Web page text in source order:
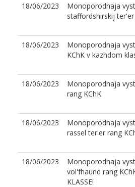
18/06/2023
Monoporodnaja
staffordshirskij ter'er
18/06/2023
Monoporodnaja
KChK v kazhdom
18/06/2023
Monoporodnaja
rang KChK
18/06/2023
Monoporodnaja
rassel ter'er rang
18/06/2023
Monoporodnaja
vol'fhaund rang
KLASSE!